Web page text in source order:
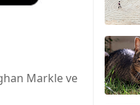
Markle ve